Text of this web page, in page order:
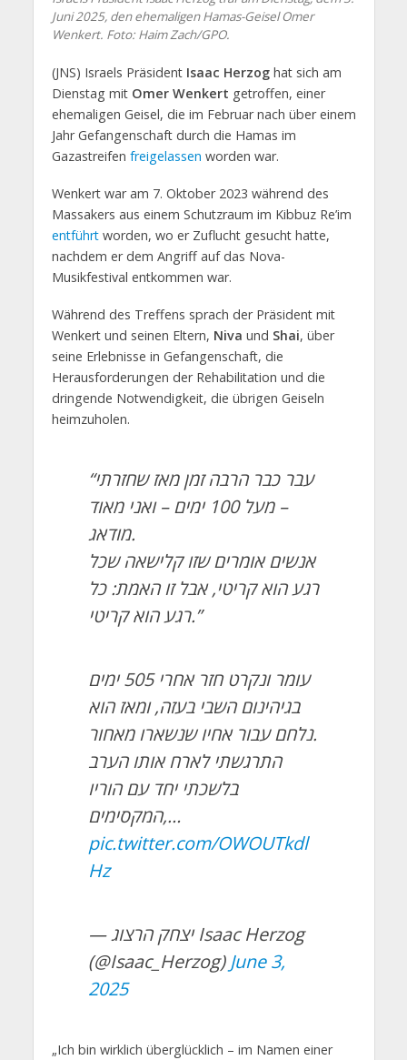
Juni 2025, den ehemaligen Hamas-Geisel Omer
Wenkert. Foto: Haim Zach/GPO.
(JNS) Israels Präsident Isaac Herzoghat sich am
Dienstag mit Omer Wenkert getroffen, einer
ehemaligen Geisel, die im Februar nach über einem
Jahr Gefangenschaft durch die Hamas im
Gazastreifen freigelassen worden war.
Wenkert war am 7. Oktober 2023 während des
Massakers aus einem Schutzraum im Kibbuz Re’im
entführtworden, wo er Zuflucht gesucht hatte,
nachdem er dem Angriff auf das Nova-
Musikfestival entkommen war.
Während des Treffens sprach der Präsident mit
Wenkert und seinen Eltern, Niva und Shai, über
seine Erlebnisse in Gefangenschaft, die
Herausforderungen der Rehabilitation und die
dringende Notwendigkeit, die übrigen Geiseln
heimzuholen.
“עבר כבר הרבה זמן מאז שחזרתי
– מעל 100 ימים – ואני מאוד
מודאג.
אנשים אומרים שזו קלישאה שכל
רגע הוא קריטי, אבל זו האמת: כל
רגע הוא קריטי.”
עומר ונקרט חזר אחרי 505 ימים
בגיהינום השבי בעזה, ומאז הוא
נלחם עבור אחיו שנשארו מאחור.
התרגשתי לארח אותו הערב
בלשכתי יחד עם הוריו
המקסימים,…
pic.twitter.com/OWOUTkdl
Hz
— יצחק הרצוג Isaac Herzog
(@Isaac_Herzog) June 3,
2025
„Ich bin wirklich überglücklich – im Namen einer